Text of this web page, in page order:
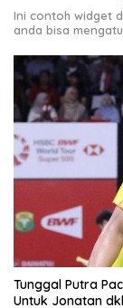
Ini contoh widget
anda bisa
Tunggal Putra
Untuk Jonatan